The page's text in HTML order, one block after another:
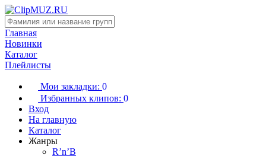
Главная
Новинки
Каталог
Плейлисты
Мои закладки: 0
Избранных клипов: 0
Вход
На главную
Каталог
Жанры
R’n’B